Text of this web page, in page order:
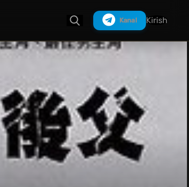
Kanal Kirish